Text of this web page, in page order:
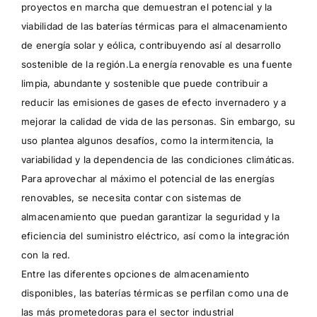
proyectos en marcha que demuestran el potencial y la
viabilidad de las baterías térmicas para el almacenamiento
de energía solar y eólica, contribuyendo así al desarrollo
sostenible de la región.La energía renovable es una fuente
limpia, abundante y sostenible que puede contribuir a
reducir las emisiones de gases de efecto invernadero y a
mejorar la calidad de vida de las personas. Sin embargo, su
uso plantea algunos desafíos, como la intermitencia, la
variabilidad y la dependencia de las condiciones climáticas.
Para aprovechar al máximo el potencial de las energías
renovables, se necesita contar con sistemas de
almacenamiento que puedan garantizar la seguridad y la
eficiencia del suministro eléctrico, así como la integración
con la red.
Entre las diferentes opciones de almacenamiento
disponibles, las baterías térmicas se perfilan como una de
las más prometedoras para el sector industrial